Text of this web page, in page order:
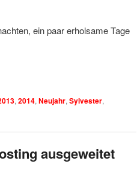
ein paar erholsame Tage
,2014,Neujahr,Sylvester,
ausgeweitet